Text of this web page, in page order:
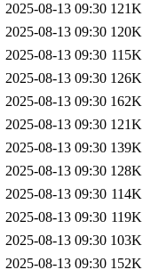
2025-08-13 09:30 121K
2025-08-13 09:30 120K
2025-08-13 09:30 115K
2025-08-13 09:30 126K
2025-08-13 09:30 162K
2025-08-13 09:30 121K
2025-08-13 09:30 139K
2025-08-13 09:30 128K
2025-08-13 09:30 114K
2025-08-13 09:30 119K
2025-08-13 09:30 103K
2025-08-13 09:30 152K